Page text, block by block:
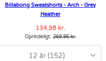
Billabong Sweatshorts - Arch - Grey
Heather
134,98 kr.
Oprindeligt:269,95 kr.
12 år (152)